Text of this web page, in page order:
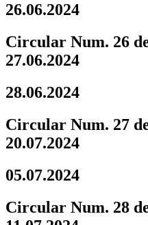
26.06.2024
Circular Num. 26
27.06.2024
28.06.2024
Circular Num. 27
20.07.2024
05.07.2024
Circular Num. 28